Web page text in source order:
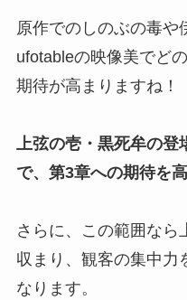
原作でのしのぶの毒や
ufotableの映像美でど
期待が高まりますね！
上弦の壱・黒死牟の登
で、第3章への期待を
さらに、この範囲なら
収まり、観客の集中力
なります。